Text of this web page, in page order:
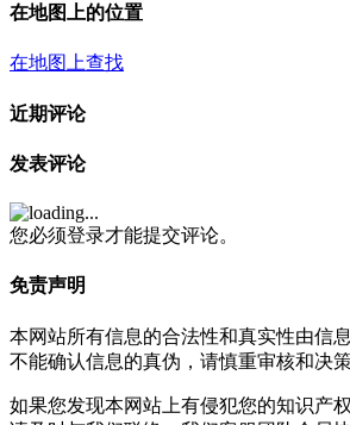
在地图上的位置
在地图上查找
近期评论
发表评论
您必须登录才能提交评论。
免责声明
本网站所有信息的合法性和真实性由信
不能确认信息的真伪，请慎重审核和决策
如果您发现本网站上有侵犯您的知识产